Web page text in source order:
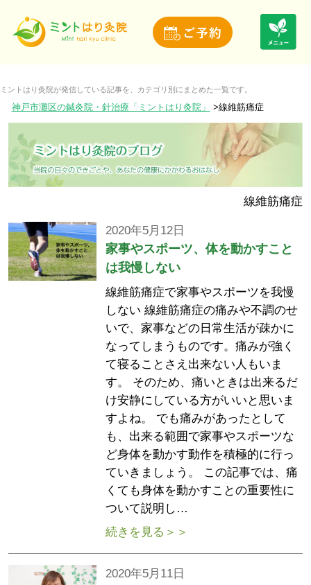
ミントはり灸院が発信している記事を、カテゴリ別にまとめた一覧です。
神戸市灘区の鍼灸院・針治療「ミントはり灸院」 線維筋痛症
線維筋痛症
2020年5月12日
家事やスポーツ、体を動かすこと
は我慢しない
線維筋痛症で家事やスポーツを我慢
しない 線維筋痛症の痛みや不調のせ
いで、家事などの日常生活が疎かに
なってしまうものです。痛みが強く
て寝ることさえ出来ない人もいま
す。 そのため、痛いときは出来るだ
け安静にしている方がいいと思いま
すよね。 でも痛みがあったとして
も、出来る範囲で家事やスポーツな
ど身体を動かす動作を積極的に行っ
ていきましょう。 この記事では、痛
くても身体を動かすことの重要性に
ついて説明し…
続きを見る＞＞
2020年5月11日